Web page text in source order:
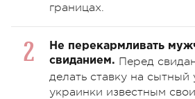
границах.
Не перекармливать
свиданием. Перед
делать ставку на
украинки известным